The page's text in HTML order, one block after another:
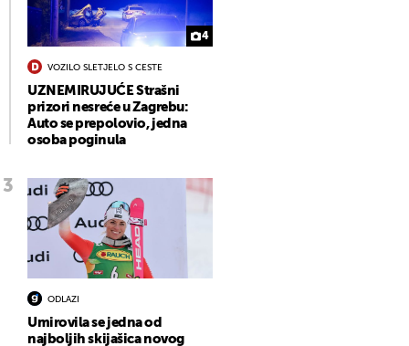
4
VOZILO SLETJELO S CESTE
UZNEMIRUJUĆE Strašni
prizori nesreće u Zagrebu:
Auto se prepolovio, jedna
osoba poginula
ODLAZI
Umirovila se jedna od
najboljih skijašica novog